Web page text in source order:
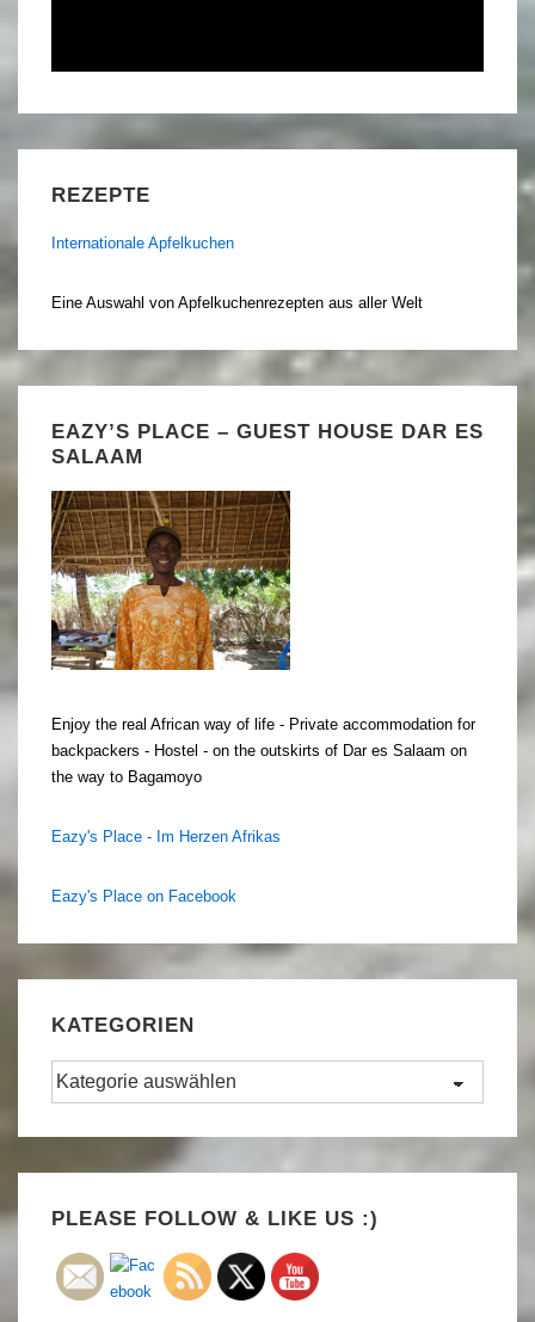
REZEPTE
Internationale Apfelkuchen
Eine Auswahl von Apfelkuchenrezepten aus aller Welt
EAZY’S PLACE – GUEST HOUSE DAR ES
SALAAM
Enjoy the real African way of life - Private accommodation for
backpackers - Hostel - on the outskirts of Dar es Salaam on
the way to Bagamoyo
Eazy's Place - Im Herzen Afrikas
Eazy's Place on Facebook
KATEGORIEN
Kategorien
PLEASE FOLLOW & LIKE US :)